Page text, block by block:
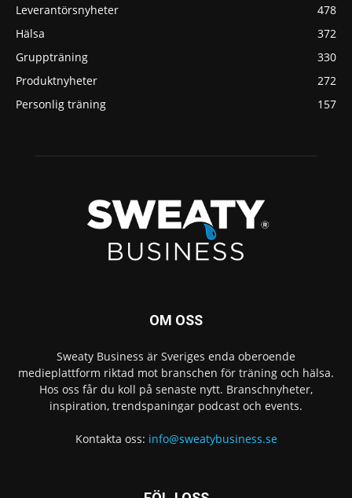
Leverantörsnyheter
478
Hälsa
372
Gruppträning
330
Produktnyheter
272
Personlig träning
157
OM OSS
Sweaty Business är Sveriges enda oberoende
medieplattform riktad mot branschen för träning och hälsa.
Hos oss får du koll på senaste nytt. Branschnyheter,
inspiration, trendspaningar podcast och events.
Kontakta oss: info@sweatybusiness.se